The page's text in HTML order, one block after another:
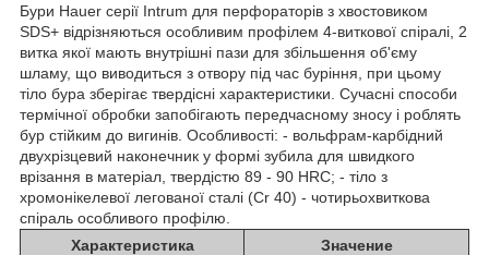
Бури Hauer серії Intrum для перфораторів з хвостовиком
SDS+ відрізняються особливим профілем 4-виткової спіралі, 2
витка якої мають внутрішні пази для збільшення об'єму
шламу, що виводиться з отвору під час буріння, при цьому
тіло бура зберігає твердісні характеристики. Сучасні способи
термічної обробки запобігають передчасному зносу і роблять
бур стійким до вигинів. Особливості: - вольфрам-карбідний
двухрізцевий наконечник у формі зубила для швидкого
врізання в матеріал, твердістю 89 - 90 HRC; - тіло з
хромонікелевої легованої сталі (Cr 40) - чотирьохвиткова
спіраль особливого профілю.
Характеристика
Значение